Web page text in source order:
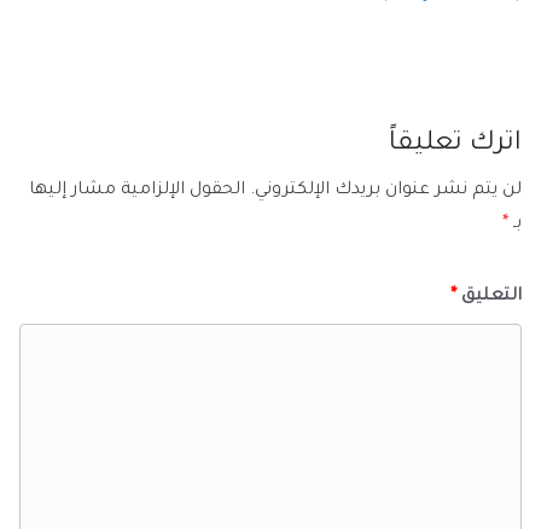
اترك تعليقاً
لن يتم نشر عنوان بريدك الإلكتروني. الحقول الإلزامية مشار إليها
بـ *
التعليق *